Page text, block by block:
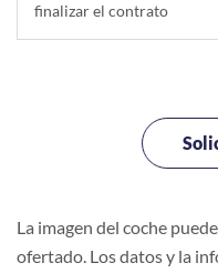
finalizar el contrato
La imagen del coche
ofertado. Los datos y la